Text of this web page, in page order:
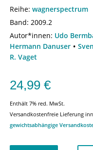
Reihe: wagnerspectrum
Band: 2009.2
Autor*innen: Udo
Hermann Danuser
R. Vaget
24,99 €
Enthält 7% red. MwSt.
Versandkostenfreie Lieferung
gewichtsabhängige